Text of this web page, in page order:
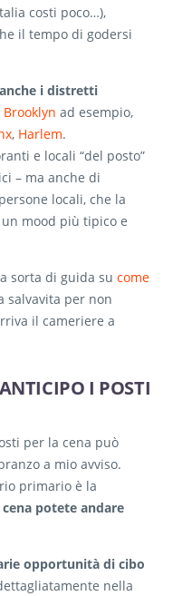
costi poco…),
il tempo di godersi
i distretti
Brooklyn ad esempio,
, Harlem.
e locali “del posto”
– ma anche di
locali, che la
mood più tipico e
sorta di guida su come
salvavita per non
il cameriere a
I POSTI
per la cena può
a mio avviso.
primario è la
cena potete andare
opportunità di cibo
nella